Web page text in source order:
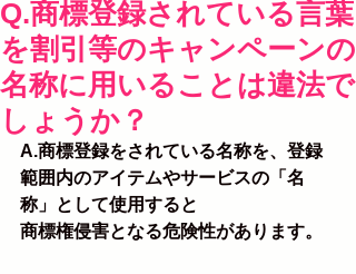
Q.商標登録されている言葉
を割引等のキャンペーンの
名称に用いることは違法で
しょうか？
A.商標登録をされている名称を、登録
範囲内のアイテムやサービスの「名
称」として使用すると
商標権侵害となる危険性があります。